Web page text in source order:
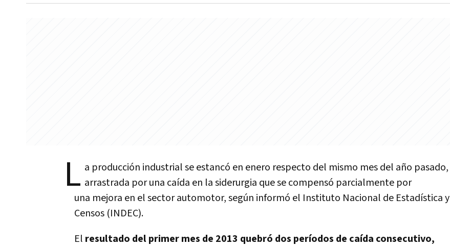
L a producción industrial se estancó en enero respecto del mismo mes del año pasado,
arrastrada por una caída en la siderurgia que se compensó parcialmente por
una mejora en el sector automotor, según informó el Instituto Nacional de Estadística y
Censos (INDEC).
El resultado del primer mes de 2013 quebró dos períodos de caída consecutivo,